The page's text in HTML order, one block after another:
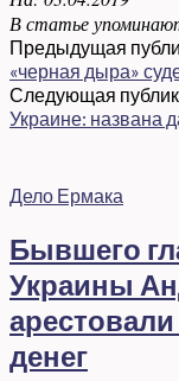
В статье
Предыдущая
«черная дыра»
Следующая
Украине: названа
Дело Ермака
Бывшего
Украины
денег